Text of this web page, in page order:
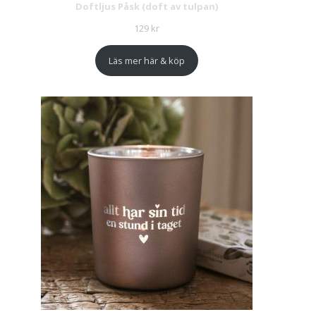
Doftljus Påsk (doft av tulpan)
129 kr
Läs mer här & köp